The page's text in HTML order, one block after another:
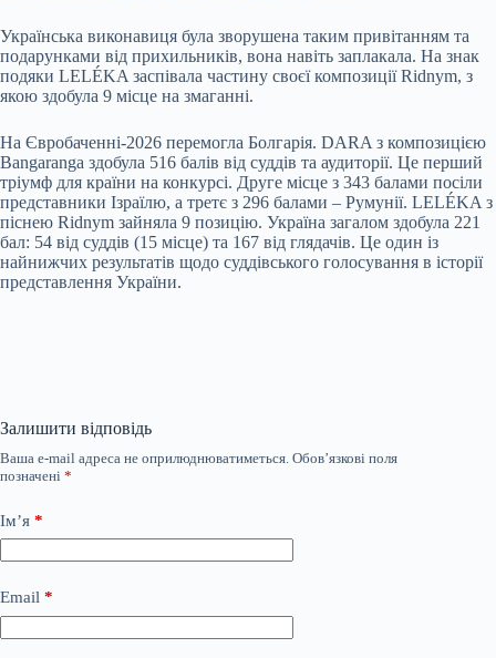
Українська виконавиця була зворушена таким привітанням та
подарунками від прихильників, вона навіть заплакала. На знак
подяки LELÉKA заспівала частину своєї композиції Ridnym, з
якою здобула 9 місце на змаганні.
На Євробаченні-2026 перемогла Болгарія. DARA з композицією
Bangaranga здобула 516 балів від суддів та аудиторії. Це перший
тріумф для країни на конкурсі. Друге місце з 343 балами посіли
представники Ізраїлю, а третє з 296 балами – Румунії. LELÉKA з
піснею Ridnym зайняла 9 позицію. Україна загалом здобула 221
бал: 54 від суддів (15 місце) та 167 від глядачів. Це один із
найнижчих результатів щодо суддівського голосування в історії
представлення України.
Залишити відповідь
Ваша e-mail адреса не оприлюднюватиметься. Обов’язкові поля
позначені *
Ім’я *
Email *